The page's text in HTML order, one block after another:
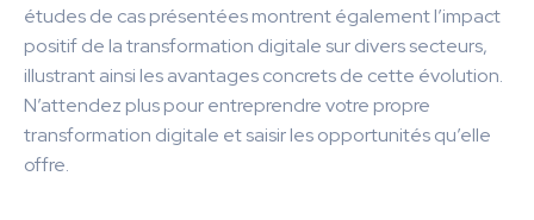
études de cas présentées montrent également l’impact
positif de la transformation digitale sur divers secteurs,
illustrant ainsi les avantages concrets de cette évolution.
N’attendez plus pour entreprendre votre propre
transformation digitale et saisir les opportunités qu’elle
offre.